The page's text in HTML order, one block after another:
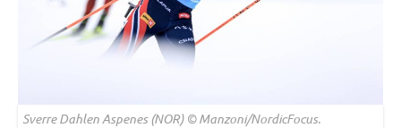
Sverre Dahlen Aspenes (NOR) © Manzoni/NordicFocus.